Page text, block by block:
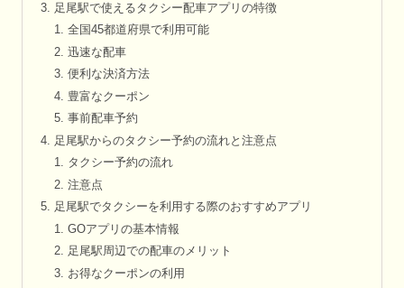
足尾駅で使えるタクシー配車アプリの特徴
全国45都道府県で利用可能
迅速な配車
便利な決済方法
豊富なクーポン
事前配車予約
足尾駅からのタクシー予約の流れと注意点
タクシー予約の流れ
注意点
足尾駅でタクシーを利用する際のおすすめアプリ
GOアプリの基本情報
足尾駅周辺での配車のメリット
お得なクーポンの利用